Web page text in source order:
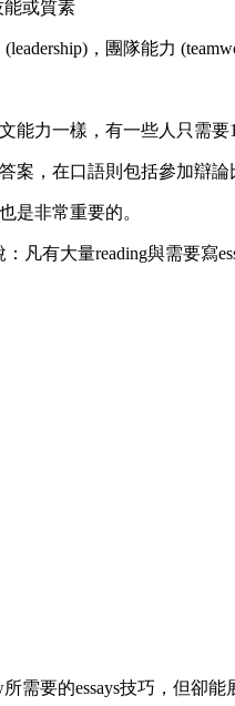
能或質素
，團隊能力
能力一樣，有一些人只需
，在口語則包括參加辯論
是非常重要的。
：凡有大量reading與需要
需要的essays技巧，但卻